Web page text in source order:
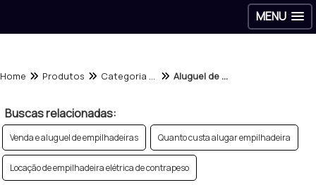
MENU
Home Produtos Categoria - Aluguel de empilhadeiras Aluguel de empilhadeira elétrica retrátil
Buscas relacionadas:
Venda e aluguel de empilhadeiras Quanto custa alugar empilhadeira
Locação de empilhadeira elétrica de contrapeso